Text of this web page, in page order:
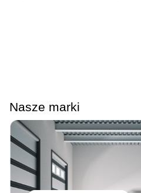
Nasze marki